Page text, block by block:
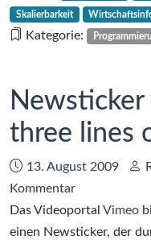
(fast)
ein
später
Skalierbarkeit
Kategorie:
three lines
Datum:
13. August 2009
Kommentarzu
Newsticker
with
Das Videoportal Vimeo
einen Newsticker, der